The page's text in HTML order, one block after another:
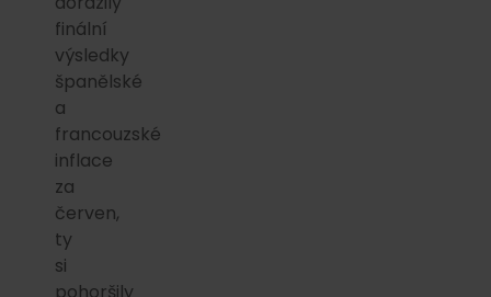
finální
výsledky
španělské
a
francouzské
inflace
za
červen,
ty
si